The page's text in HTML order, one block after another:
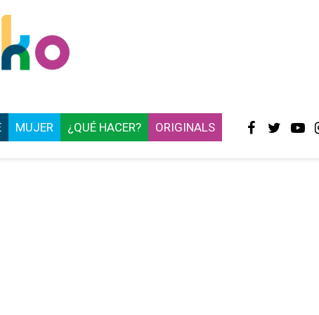
MUJER ¿QUÉ HACER? ORIGINALS